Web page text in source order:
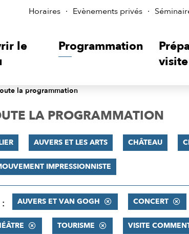
Horaires Evènements privés
le
Programmation
visite
la programmation
LA PROGRAMMATION
AUVERS ET LES ARTS CHÂTEAU
IMPRESSIONNISTE
AUVERS ET VAN GOGH CONCERT
TOURISME VISITE